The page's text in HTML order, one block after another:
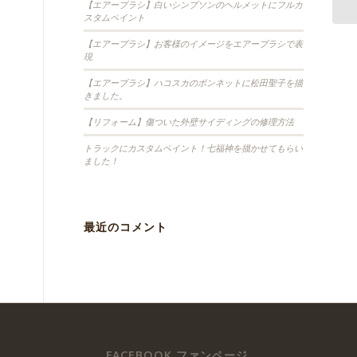
【エアーブラシ】白いシンプソンのヘルメットにフルカ
スタムペイント
【エアーブラシ】お客様のイメージをエアーブラシで表
現
【エアーブラシ】ハコスカのボンネットに松田聖子を描
きました。
【リフォーム】傷ついた外壁サイディングの修理方法
トラックにカスタムペイント！七福神を描かせてもらい
ました！
最近のコメント